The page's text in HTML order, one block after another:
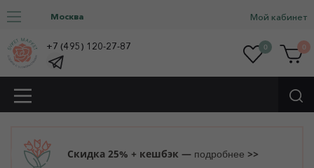
Москва Мой кабинет
+7 (495) 120-27-87 0 0
Скидка 25% + кешбэк — подробнее >>